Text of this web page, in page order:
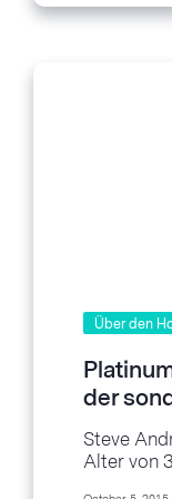
Über den
der
Arbeit
Steve
Alter von